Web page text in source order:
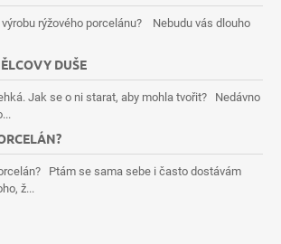
výrobu rýžového porcelánu? Nebudu vás dlouho
DUŠE
Jak se o ni starat, aby mohla tvořit? Nedávno
Ptám se sama sebe i často dostávám
ž...